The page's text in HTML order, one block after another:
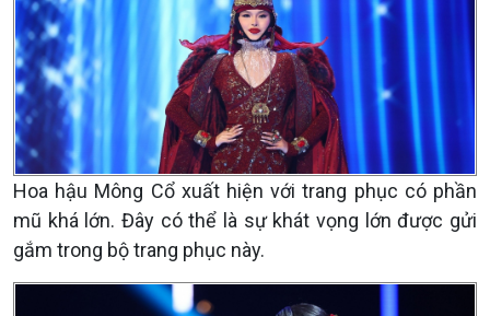
Hoa hậu Mông Cổ xuất hiện với trang phục có phần
mũ khá lớn. Đây có thể là sự khát vọng lớn được gửi
gắm trong bộ trang phục này.